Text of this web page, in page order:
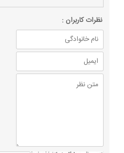
نظرات كاربران :